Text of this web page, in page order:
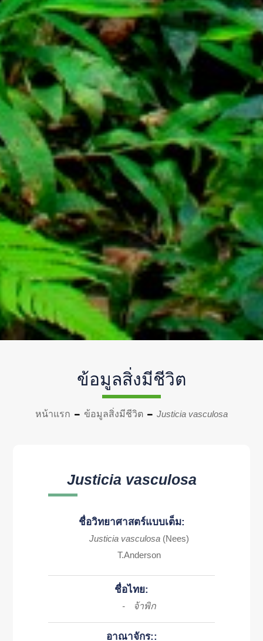
ข้อมูลสิ่งมีชีวิต
หน้าแรก ข้อมูลสิ่งมีชีวิต Justicia vasculosa
Justicia vasculosa
ชื่อวิทยาศาสตร์แบบเต็ม:
Justicia vasculosa (Nees)
T.Anderson
ชื่อไทย:
- จ้าพิก
อาณาจักร::